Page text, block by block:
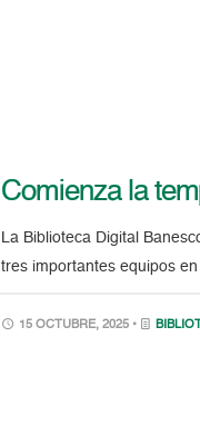
Comienza la
La Biblioteca Digital
tres importantes equipos
15 OCTUBRE, 2025 •